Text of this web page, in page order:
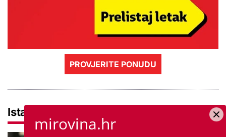
PROVJERITE PONUDU
Istaknuto
mirovina.hr